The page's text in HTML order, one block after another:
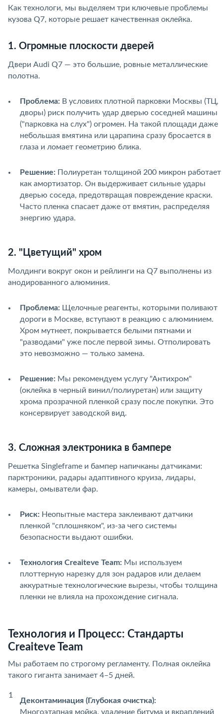
Как технологи, мы выделяем три ключевые проблемы
кузова Q7, которые решает качественная оклейка.
1. Огромные плоскости дверей
Двери Audi Q7 — это большие, ровные металлические
полотна.
Проблема: В условиях плотной парковки Москвы (ТЦ,
дворы) риск получить удар дверью соседней машины
("парковка на слух") огромен. На такой площади даже
небольшая вмятина или царапина сразу бросается в
глаза и ломает геометрию блика.
Решение: Полиуретан толщиной 200 микрон работает
как амортизатор. Он выдерживает сильные удары
дверью соседа, предотвращая повреждение краски.
Часто пленка спасает даже от вмятин, распределяя
энергию удара.
2. "Цветущий" хром
Молдинги вокруг окон и рейлинги на Q7 выполнены из
анодированного алюминия.
Проблема: Щелочные реагенты, которыми поливают
дороги в Москве, вступают в реакцию с алюминием.
Хром мутнеет, покрывается белыми пятнами и
"разводами" уже после первой зимы. Отполировать
это невозможно — только замена.
Решение: Мы рекомендуем услугу "Антихром"
(оклейка в черный винил/полиуретан) или защиту
хрома прозрачной пленкой сразу после покупки. Это
консервирует заводской вид.
3. Сложная электроника в бампере
Решетка Singleframe и бампер напичканы датчиками:
парктроники, радары адаптивного круиза, лидары,
камеры, омыватели фар.
Риск: Неопытные мастера заклеивают датчики
пленкой "сплошняком", из-за чего системы
безопасности выдают ошибки.
Технология Creaiteve Team: Мы используем
плоттерную нарезку для зон радаров или делаем
аккуратные технологические вырезы, чтобы толщина
пленки не влияла на прохождение сигнала.
Технология и Процесс: Стандарты
Creaiteve Team
Мы работаем по строгому регламенту. Полная оклейка
такого гиганта занимает 4–5 дней.
Деконтаминация (Глубокая очистка):
Многоэтапная мойка, удаление битума и вкраплений